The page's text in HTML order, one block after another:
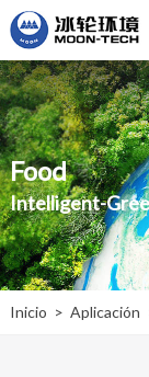
Food
Intelligent-
Inicio > Aplicación